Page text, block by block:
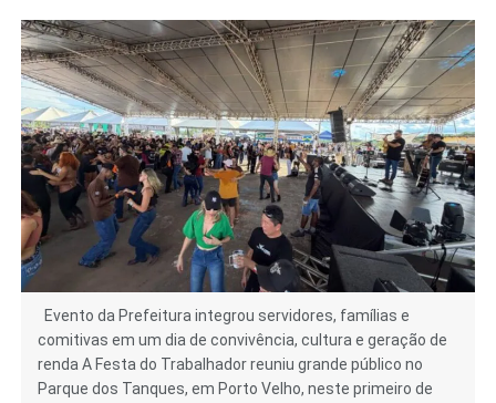
Evento da Prefeitura integrou servidores, famílias e
comitivas em um dia de convivência, cultura e geração de
renda A Festa do Trabalhador reuniu grande público no
Parque dos Tanques, em Porto Velho, neste primeiro de